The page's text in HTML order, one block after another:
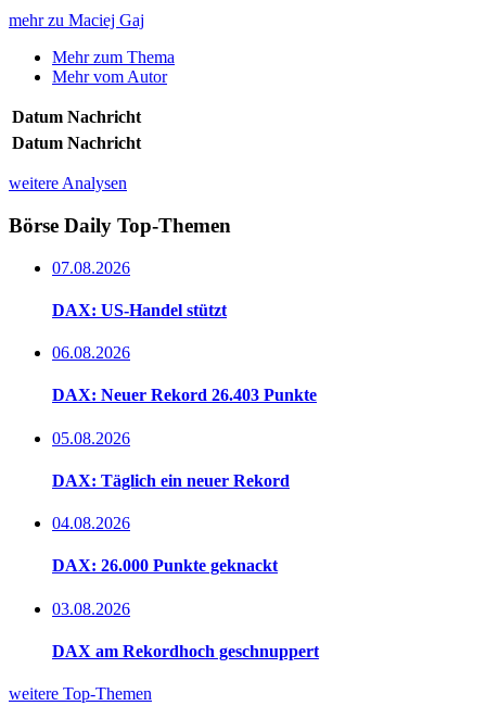
mehr zu Maciej Gaj
Mehr zum Thema
Mehr vom Autor
Datum Nachricht
Datum Nachricht
weitere Analysen
Börse Daily Top-Themen
07.08.2026
DAX: US-Handel stützt
06.08.2026
DAX: Neuer Rekord 26.403 Punkte
05.08.2026
DAX: Täglich ein neuer Rekord
04.08.2026
DAX: 26.000 Punkte geknackt
03.08.2026
DAX am Rekordhoch geschnuppert
weitere Top-Themen